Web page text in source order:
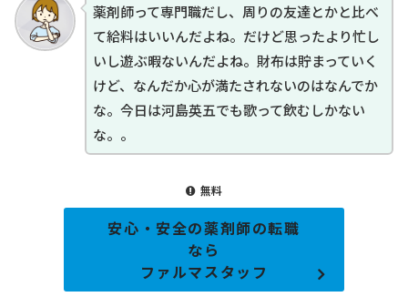
薬剤師って専門職だし、周りの友達とかと比べ
て給料はいいんだよね。だけど思ったより忙し
いし遊ぶ暇ないんだよね。財布は貯まっていく
けど、なんだか心が満たされないのはなんでか
な。今日は河島英五でも歌って飲むしかない
な。。
無料
安心・安全の薬剤師の転職
なら
ファルマスタッフ